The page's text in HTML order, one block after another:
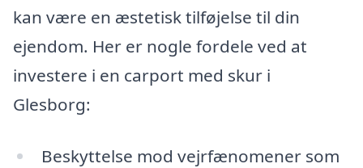
kan være en æstetisk tilføjelse til din
ejendom. Her er nogle fordele ved at
investere i en carport med skur i
Glesborg:
Beskyttelse mod vejrfænomener som